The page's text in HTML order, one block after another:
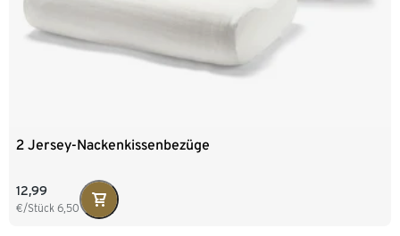
2 Jersey-Nackenkissenbezüge
12,99
€/Stück 6,50